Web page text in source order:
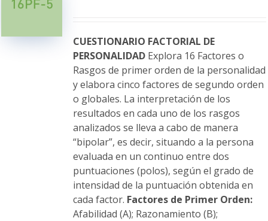
CUESTIONARIO FACTORIAL DE
PERSONALIDADExplora 16 Factores o
Rasgos de primer orden de la personalidad
y elabora cinco factores de segundo orden
o globales. La interpretación de los
resultados en cada uno de los rasgos
analizados se lleva a cabo de manera
“bipolar”, es decir, situando a la persona
evaluada en un continuo entre dos
puntuaciones (polos), según el grado de
intensidad de la puntuación obtenida en
cada factor. Factores de Primer Orden:
Afabilidad (A); Razonamiento (B);